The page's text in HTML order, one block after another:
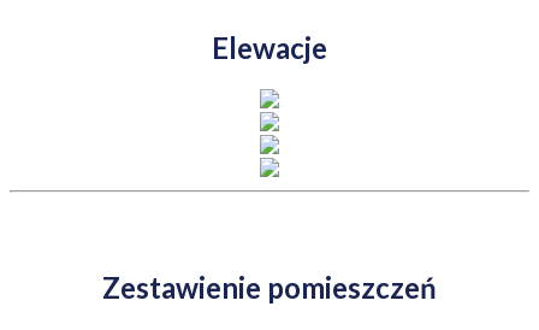
Elewacje
Zestawienie pomieszczeń